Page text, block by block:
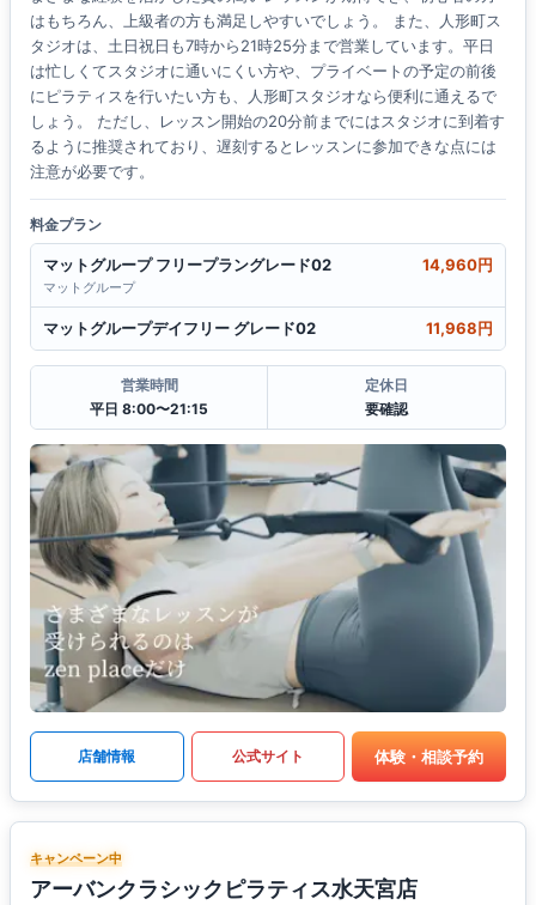
はもちろん、上級者の方も満足しやすいでしょう。 また、人形町ス
タジオは、土日祝日も7時から21時25分まで営業しています。平日
は忙しくてスタジオに通いにくい方や、プライベートの予定の前後
にピラティスを行いたい方も、人形町スタジオなら便利に通えるで
しょう。 ただし、レッスン開始の20分前までにはスタジオに到着す
るように推奨されており、遅刻するとレッスンに参加できな点には
注意が必要です。
料金プラン
マットグループ フリープラングレード02 14,960円
マットグループ
マットグループデイフリー グレード02 11,968円
営業時間
平日 8:00〜21:15
定休日
要確認
店舗情報 公式サイト 体験・相談予約
キャンペーン中
アーバンクラシックピラティス水天宮店